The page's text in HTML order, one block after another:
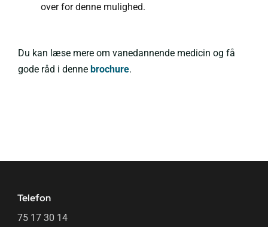
over for denne mulighed.
Du kan læse mere om vanedannende medicin og få
gode råd i denne brochure.
Telefon
75 17 30 14